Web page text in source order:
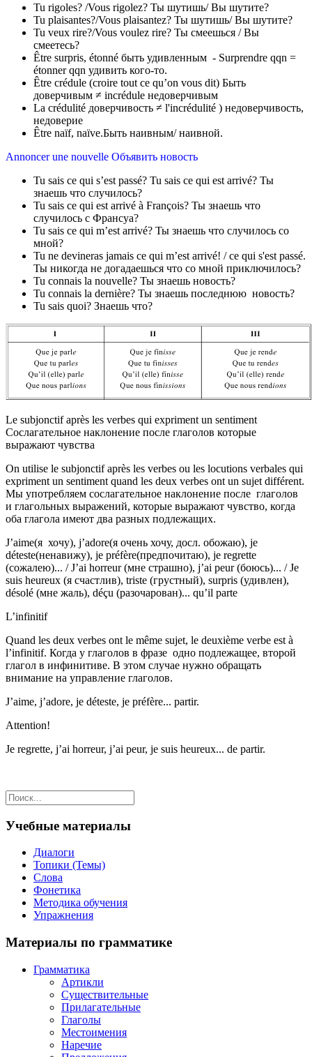
Tu rigoles? /Vous rigolez? Ты шутишь/ Вы шутите?
Tu plaisantes?/Vous plaisantez? Ты шутишь/ Вы шутите?
Tu veux rire?/Vous voulez rire? Ты смеешься / Вы
смеетесь?
Être surpris, étonné быть удивленным - Surprendre qqn =
étonner qqn удивить кого-то.
Être crédule (croire tout ce qu’on vous dit) Быть
доверчивым ≠ incrédule недоверчивым
La crédulité доверчивость ≠ l'incrédulité ) недоверчивость,
недоверие
Être naïf, naïve.Быть наивным/ наивной.
Annoncer une nouvelle Объявить новость
Tu sais ce qui s’est passé? Tu sais ce qui est arrivé? Ты
знаешь что случилось?
Tu sais ce qui est arrivé à François? Ты знаешь что
случилось с Франсуа?
Tu sais ce qui m’est arrivé? Ты знаешь что случилось со
мной?
Tu ne devineras jamais ce qui m’est arrivé! / ce qui s'est passé.
Ты никогда не догадаешься что со мной приключилось?
Tu connais la nouvelle? Ты знаешь новость?
Tu connais la dernière? Ты знаешь последнюю новость?
Tu sais quoi? Знаешь что?
Le subjonctif après les verbes qui expriment un sentiment
Сослагательное наклонение после глаголов которые
выражают чувства
On utilise le subjonctif après les verbes ou les locutions verbales qui
expriment un sentiment quand les deux verbes ont un sujet différent.
Мы употребляем сослагательное наклонение после глаголов
и глагольных выражений, которые выражают чувство, когда
оба глагола имеют два разных подлежащих.
J’aime(я хочу), j’adore(я очень хочу, досл. обожаю), je
déteste(ненавижу), je préfère(предпочитаю), je regrette
(сожалею)... / J’ai horreur (мне страшно), j’ai peur (боюсь)... / Je
suis heureux (я счастлив), triste (грустный), surpris (удивлен),
désolé (мне жаль), déçu (разочарован)... qu’il parte
L’infinitif
Quand les deux verbes ont le même sujet, le deuxième verbe est à
l’infinitif. Когда у глаголов в фразе одно подлежащее, второй
глагол в инфинитиве. В этом случае нужно обращать
внимание на управление глаголов.
J’aime, j’adore, je déteste, je préfère... partir.
Attention!
Je regrette, j’ai horreur, j’ai peur, je suis heureux... de partir.
Учебные материалы
Диалоги
Топики (Темы)
Слова
Фонетика
Методика обучения
Упражнения
Материалы по грамматике
Грамматика
Артикли
Существительные
Прилагательные
Глаголы
Местоимения
Наречие